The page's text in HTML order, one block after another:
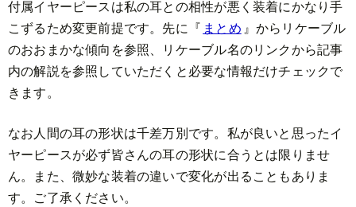
付属イヤーピースは私の耳との相性が悪く装着にかなり手
こずるため変更前提です。先に『 まとめ 』からリケーブル
のおおまかな傾向を参照、リケーブル名のリンクから記事
内の解説を参照していただくと必要な情報だけチェックで
きます。
なお人間の耳の形状は千差万別です。私が良いと思ったイ
ヤーピースが必ず皆さんの耳の形状に合うとは限りませ
ん。また、微妙な装着の違いで変化が出ることもありま
す。ご了承ください。